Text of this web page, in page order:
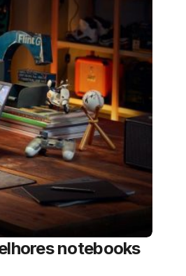
notebooks